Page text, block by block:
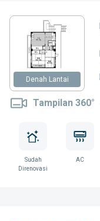
Denah Lantai
Tampilan 360°
Sudah
Direnovasi
AC